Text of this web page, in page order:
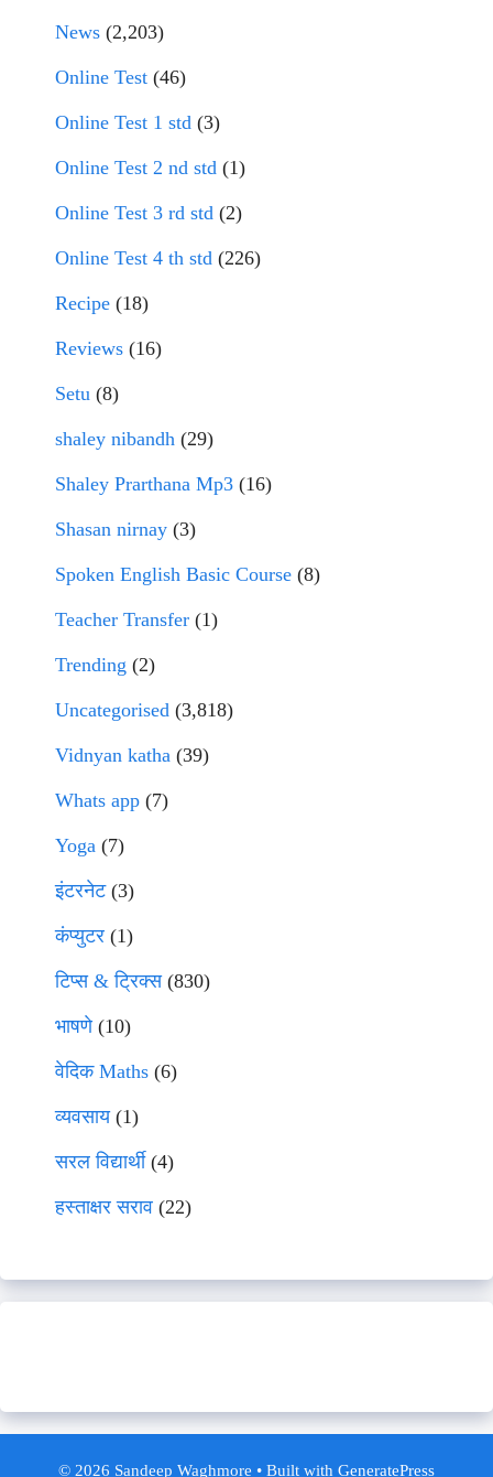
News (2,203)
Online Test (46)
Online Test 1 std (3)
Online Test 2 nd std (1)
Online Test 3 rd std (2)
Online Test 4 th std (226)
Recipe (18)
Reviews (16)
Setu (8)
shaley nibandh (29)
Shaley Prarthana Mp3 (16)
Shasan nirnay (3)
Spoken English Basic Course (8)
Teacher Transfer (1)
Trending (2)
Uncategorised (3,818)
Vidnyan katha (39)
Whats app (7)
Yoga (7)
इंटरनेट(3)
कंप्युटर (1)
टिप्स & ट्रिक्स(830)
भाषणे(10)
वेदिक Maths (6)
व्यवसाय(1)
सरल विद्यार्थी(4)
हस्ताक्षर सराव (22)
© 2026 Sandeep Waghmore • Built with GeneratePress